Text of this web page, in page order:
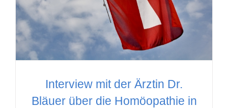
Interview mit der Ärztin Dr.
Bläuer über die Homöopathie in